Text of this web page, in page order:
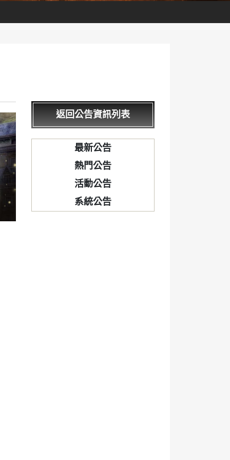
返回公告資訊列表
最新公告
熱門公告
活動公告
系統公告